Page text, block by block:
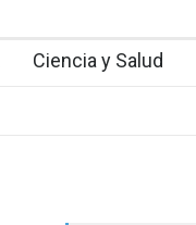
Ciencia y Salud